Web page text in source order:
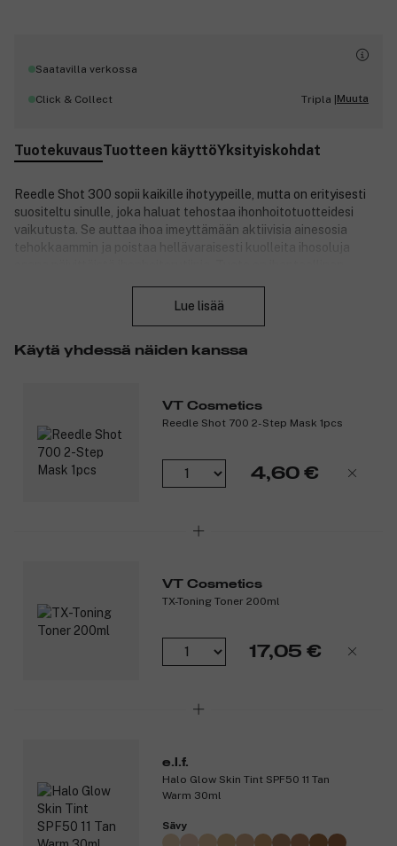
Saatavilla verkossa
Click & Collect Tripla |Muuta
TuotekuvausTuotteen käyttöYksityiskohdat
Reedle Shot 300 sopii kaikille ihotyypeille, mutta on erityisesti
suositeltu sinulle, joka haluat tehostaa ihonhoitotuotteidesi
vaikutusta. Se auttaa ihoa imeyttämään aktiivisia ainesosia
tehokkaammin ja poistaa hellävaraisesti kuolleita ihosoluja
tuloksia – Reedle Shot 300 parantaa ihon vastaanottokykyä ja
Tuotenumero:3334132
Lue lisää
Käytä yhdessä näiden kanssa
VT Cosmetics
Reedle Shot 700 2-Step Mask 1pcs
4,60 €
VT Cosmetics
TX-Toning Toner 200ml
17,05 €
e.l.f.
Halo Glow Skin Tint SPF50 11 Tan
Warm 30ml
Sävy